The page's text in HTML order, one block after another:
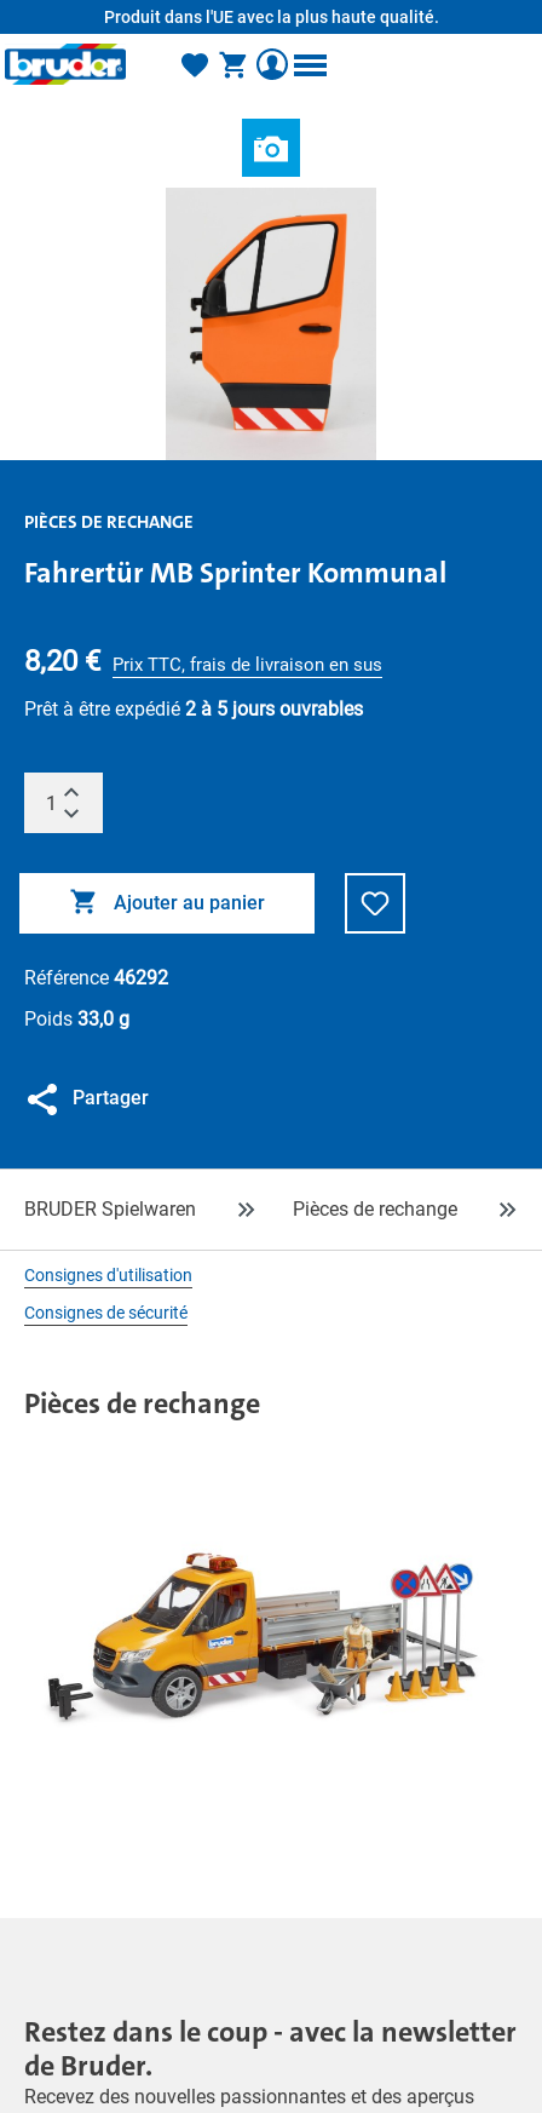
Produit dans l'UE avec la plus haute qualité.
PIÈCES DE RECHANGE
Fahrertür MB Sprinter Kommunal
8,20 € Prix TTC, frais de livraison en sus
Prêt à être expédié 2 à 5 jours ouvrables
Ajouter au panier
Référence 46292
Poids 33,0 g
Partager
BRUDER Spielwaren Pièces de rechange
Consignes d'utilisation
Consignes de sécurité
Pièces de rechange
Restez dans le coup - avec la newsletter
de Bruder.
Recevez des nouvelles passionnantes et des aperçus